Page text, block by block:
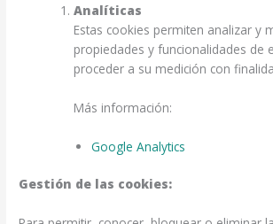
Analíticas
Estas cookies permiten analizar y
propiedades y funcionalidades de
proceder a su medición con
Más información:
Google Analytics
Gestión de las cookies: